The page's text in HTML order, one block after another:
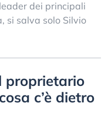
dei principali
si salva solo Silvio
proprietario
c’è dietro